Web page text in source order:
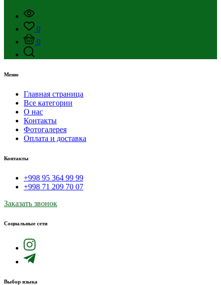
0
0
Меню
Главная страница
Все категории
О нас
Контакты
Фотогалерея
Оплата и доставка
Контакты
+998 95 364 99 99
+998 71 209 70 07
Заказать звонок
Социальные сети
Выбор языка